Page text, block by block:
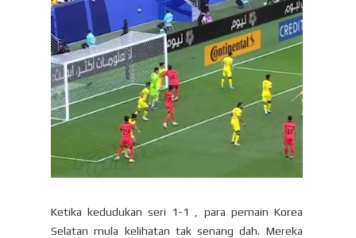
Ketika kedudukan seri 1-1 , para pemain Korea
Selatan mula kelihatan tak senang dah. Mereka